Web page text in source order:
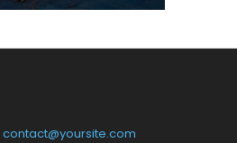
contact@yoursite.com